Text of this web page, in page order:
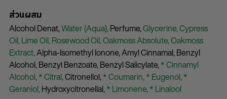
ส่วนผสม
Alcohol Denat,Water (Aqua),Perfume,Glycerine,Cypress
Oil,Lime Oil,Rosewood Oil,Oakmoss Absolute,Oakmoss
Extract,Alpha-Isomethyl Ionone,Amyl Cinnamal,Benzyl
Alcohol,Benzyl Benzoate,Benzyl Salicylate,* Cinnamyl
Alcohol,* Citral,Citronellol,* Coumarin,* Eugenol,*
Geraniol,Hydroxycitronellal,* Limonene,* Linalool